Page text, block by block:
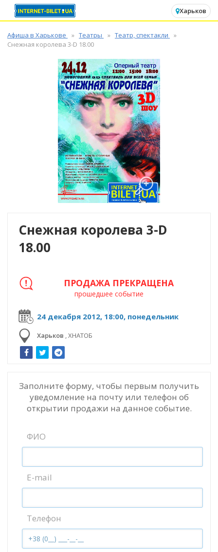
Харьков
Афиша в Харькове Театры
Театр, спектакли
Снежная королева 3-D 18.00
Снежная королева 3-D
18.00
24 декабря 2012, 18:00, понедельник
Харьков ,ХНАТОБ
ПРОДАЖА ПРЕКРАЩЕНА
прошедшее событие
Заполните форму, чтобы первым получить
уведомление на почту или телефон об
открытии продажи на данное событие.
ФИО
E-mail
Телефон